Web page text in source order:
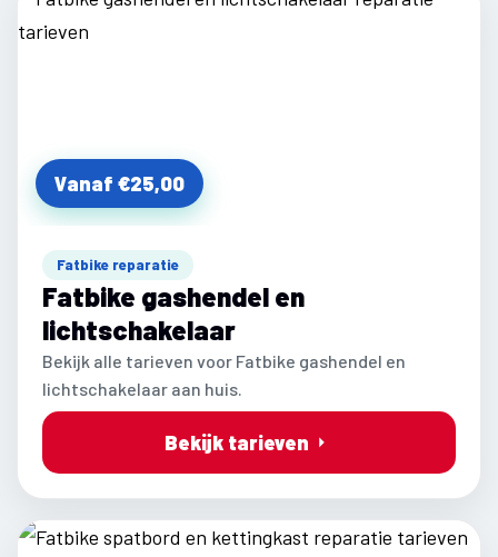
Vanaf €25,00
Fatbike reparatie
Fatbike gashendel en
lichtschakelaar
Bekijk alle tarieven voor Fatbike gashendel en
lichtschakelaar aan huis.
Bekijk tarieven